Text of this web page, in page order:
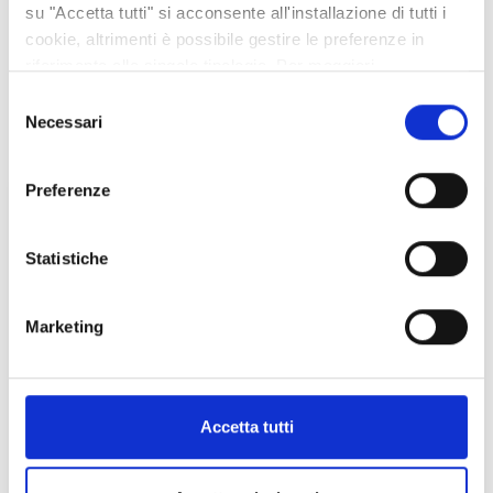
su "Accetta tutti" si acconsente all'installazione di tutti i
cookie, altrimenti è possibile gestire le preferenze in
delNecessari
Preferenze
Statistiche
Marketing
Accetta tutti
ARREDI, PRODOTTI PER LA CASA
EDILIZIA